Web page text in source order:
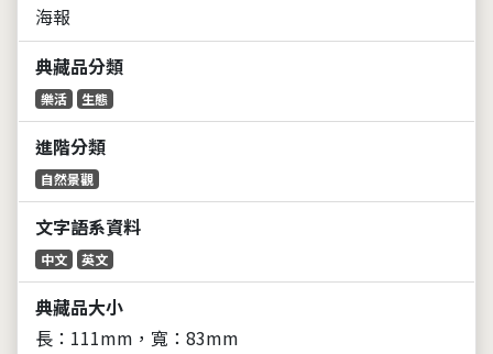
海報
典藏品分類
樂活 生態
進階分類
自然景觀
文字語系資料
中文 英文
典藏品大小
長：111mm，寬：83mm